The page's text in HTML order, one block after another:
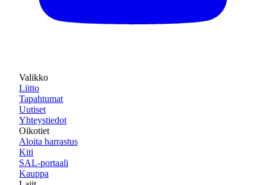
Valikko
Liitto
Tapahtumat
Uutiset
Yhteystiedot
Oikotiet
Aloita harrastus
Kiti
SAL-portaali
Kauppa